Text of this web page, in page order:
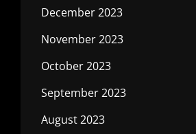
December 2023
November 2023
October 2023
September 2023
August 2023